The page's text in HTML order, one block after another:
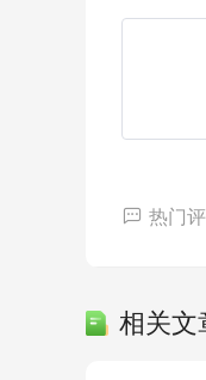
些关键
GB/T
GB/T
的法规
热门
相关文